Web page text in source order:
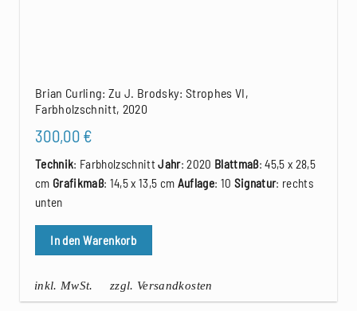
Brian Curling: Zu J. Brodsky: Strophes VI,
Farbholzschnitt, 2020
300,00 €
Technik: FarbholzschnittJahr: 2020 Blattmaß: 45,5 x 28,5
cm Grafikmaß: 14,5 x 13,5 cm Auflage: 10 Signatur: rechts
unten
In den Warenkorb
inkl. MwSt. zzgl. Versandkosten